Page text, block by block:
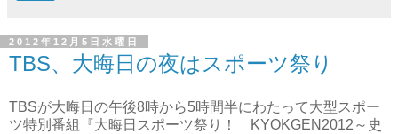
2012年12月5日水曜日
TBS、大晦日の夜はスポーツ祭り
TBSが大晦日の午後8時から5時間半にわたって大型スポー
ツ特別番組『大晦日スポーツ祭り！ KYOKGEN2012～史